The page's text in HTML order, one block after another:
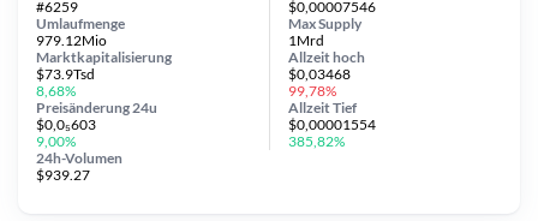
$0,00007546
Umlaufmenge
979.12Mio
Preisänderung 24u
$0,0₅603
9,00%
Max Supply
1Mrd
Marktkapitalisierung
$73.9Tsd
8,68%
24h-Volumen
$939.27
#6259
Allzeithoch
$0,03468
99,78%
AllzeitTief
$0,00001554
385,82%